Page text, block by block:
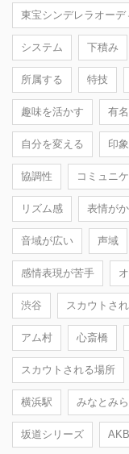
東宝シンデレラオーデ
システム 下積み
所属する 特技
趣味を活かす 有名
自分を変える 印象
協調性 コミュニ
リズム感 表情が
音域が広い 声域
感情表現が苦手
渋谷 スカウトさ
アム村 心斎橋
スカウトされる場所
横浜駅 みなとみ
坂道シリーズ